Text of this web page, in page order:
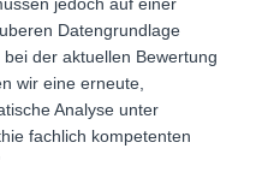
Datengrundlage
der aktuellen Bewertung
wir eine erneute,
Analyse unter
fachlich kompetenten